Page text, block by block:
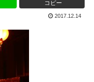
コピー
2017.12.14